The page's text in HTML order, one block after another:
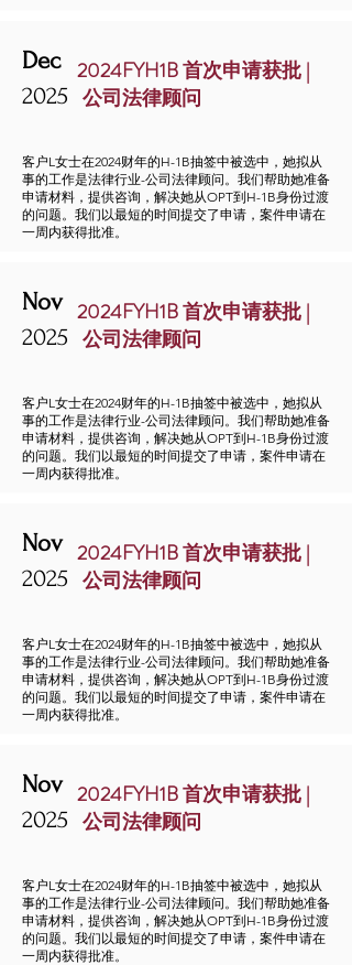
Dec
2025
2024FYH1B 首次申请获批 |
公司法律顾问
客户L女士在2024财年的H-1B抽签中被选中，她拟从
事的工作是法律行业-公司法律顾问。我们帮助她准备
申请材料，提供咨询，解决她从OPT到H-1B身份过渡
的问题。我们以最短的时间提交了申请，案件申请在
一周内获得批准。
Nov
2025
2024FYH1B 首次申请获批 |
公司法律顾问
客户L女士在2024财年的H-1B抽签中被选中，她拟从
事的工作是法律行业-公司法律顾问。我们帮助她准备
申请材料，提供咨询，解决她从OPT到H-1B身份过渡
的问题。我们以最短的时间提交了申请，案件申请在
一周内获得批准。
Nov
2025
2024FYH1B 首次申请获批 |
公司法律顾问
客户L女士在2024财年的H-1B抽签中被选中，她拟从
事的工作是法律行业-公司法律顾问。我们帮助她准备
申请材料，提供咨询，解决她从OPT到H-1B身份过渡
的问题。我们以最短的时间提交了申请，案件申请在
一周内获得批准。
Nov
2025
2024FYH1B 首次申请获批 |
公司法律顾问
客户L女士在2024财年的H-1B抽签中被选中，她拟从
事的工作是法律行业-公司法律顾问。我们帮助她准备
申请材料，提供咨询，解决她从OPT到H-1B身份过渡
的问题。我们以最短的时间提交了申请，案件申请在
一周内获得批准。